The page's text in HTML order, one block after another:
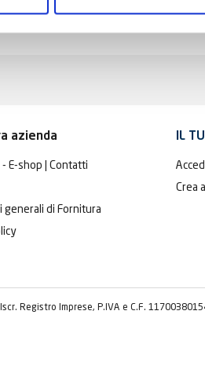
azienda
- E-shop | Contatti
generali di Fornitura
IL
Crea
Registro Imprese, P.IVA e C.F.